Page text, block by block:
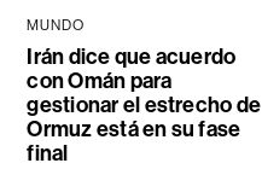
MUNDO
Irán dice que acuerdo
con Omán para
gestionar el estrecho de
Ormuz está en su fase
final